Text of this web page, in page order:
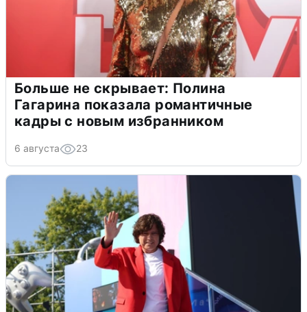
Больше не скрывает: Полина
Гагарина показала романтичные
кадры с новым избранником
6 августа 23